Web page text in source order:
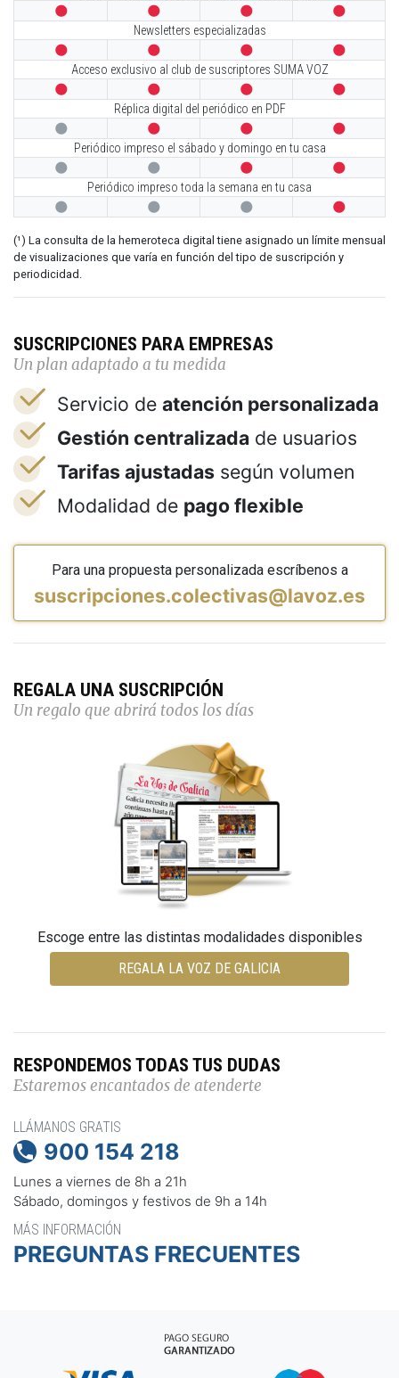
   
Newsletters especializadas
   
Acceso exclusivo al club de suscriptores SUMA VOZ
   
Réplica digital del periódico en PDF
   
Periódico impreso el sábado y domingo en tu casa
   
Periódico impreso toda la semana en tu casa
   
(¹) La consulta de la hemeroteca digital tiene asignado un límite mensual
de visualizaciones que varía en función del tipo de suscripción y
periodicidad.
SUSCRIPCIONES PARA EMPRESAS
Un plan adaptado a tu medida
Servicio de atención personalizada
Gestión centralizada de usuarios
Tarifas ajustadas según volumen
Modalidad de pago flexible
Para una propuesta personalizada escríbenos a
suscripciones.colectivas@lavoz.es
REGALA UNA SUSCRIPCIÓN
Un regalo que abrirá todos los días
Escoge entre las distintas modalidades disponibles
REGALA LA VOZ DE GALICIA
RESPONDEMOS TODAS TUS DUDAS
Estaremos encantados de atenderte
LLÁMANOS GRATIS
 900 154 218
Lunes a viernes de 8h a 21h
Sábado, domingos y festivos de 9h a 14h
MÁS INFORMACIÓN
PREGUNTAS FRECUENTES